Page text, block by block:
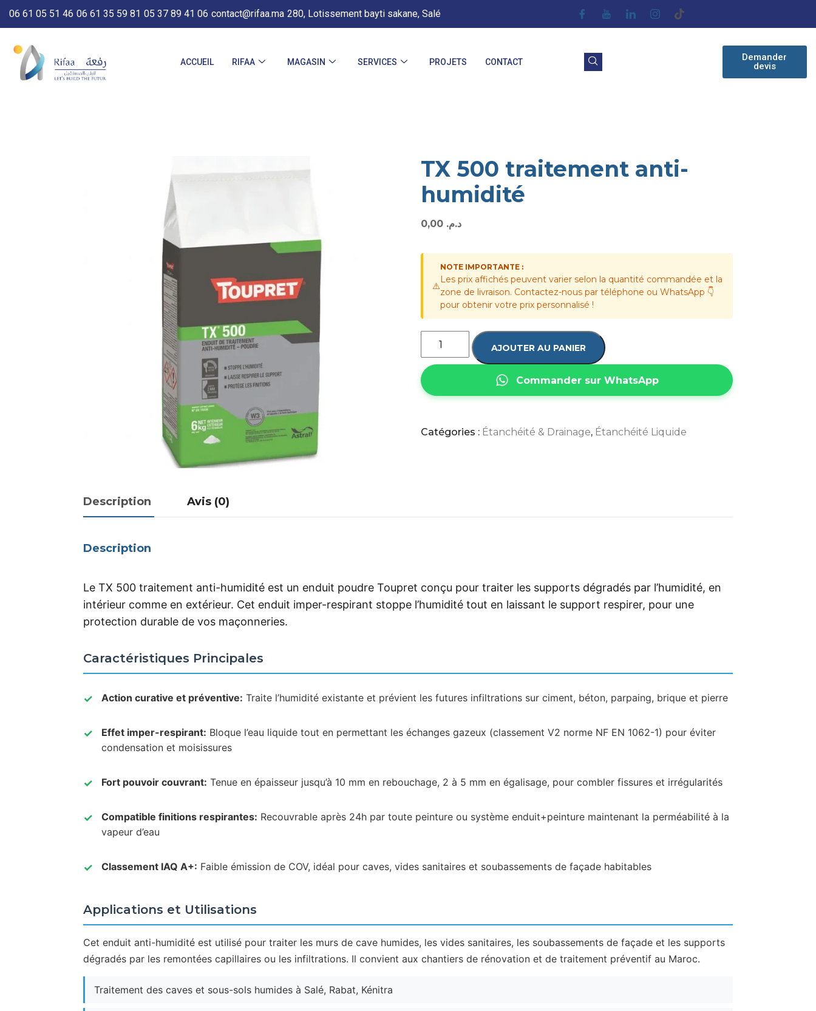
06 61 05 51 46 06 61 35 59 81 05 37 89 41 06 contact@rifaa.ma 280, Lotissement bayti sakane, Salé
ACCUEIL RIFAA MAGASIN SERVICES PROJETS CONTACT
Demander
devis
TX 500 traitement anti-
humidité
د.م.
⚠️
NOTE IMPORTANTE :
Les prix affichés peuvent varier selon la quantité commandée et la
zone de livraison. Contactez-nous par téléphone ou WhatsApp 👇
pour obtenir votre prix personnalisé !
AJOUTER AU PANIER
Commander sur WhatsApp
Catégories : Étanchéité & Drainage, Étanchéité Liquide
Description Avis (0)
Description
Le TX 500 traitement anti-humidité est un enduit poudre Toupret conçu pour traiter les supports dégradés par l’humidité, en
intérieur comme en extérieur. Cet enduit imper-respirant stoppe l’humidité tout en laissant le support respirer, pour une
protection durable de vos maçonneries.
Caractéristiques Principales
Action curative et préventive: Traite l’humidité existante et prévient les futures infiltrations sur ciment, béton, parpaing, brique et pierre
Effet imper-respirant: Bloque l’eau liquide tout en permettant les échanges gazeux (classement V2 norme NF EN 1062-1) pour éviter
condensation et moisissures
Fort pouvoir couvrant: Tenue en épaisseur jusqu’à 10 mm en rebouchage, 2 à 5 mm en égalisage, pour combler fissures et irrégularités
Compatible finitions respirantes: Recouvrable après 24h par toute peinture ou système enduit+peinture maintenant la perméabilité à la
vapeur d’eau
Classement IAQ A+: Faible émission de COV, idéal pour caves, vides sanitaires et soubassements de façade habitables
Applications et Utilisations
Cet enduit anti-humidité est utilisé pour traiter les murs de cave humides, les vides sanitaires, les soubassements de façade et les supports
dégradés par les remontées capillaires ou les infiltrations. Il convient aux chantiers de rénovation et de traitement préventif au Maroc.
Traitement des caves et sous-sols humides à Salé, Rabat, Kénitra